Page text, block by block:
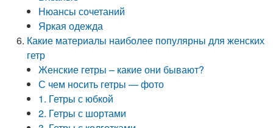
Нюансы сочетаний
Яркая одежда
Какие материалы наиболее популярны для женских
гетр
Женские гетры – какие они бывают?
С чем носить гетры — фото
1. Гетры с юбкой
2. Гетры с шортами